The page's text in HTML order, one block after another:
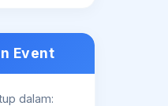
Event
dalam: